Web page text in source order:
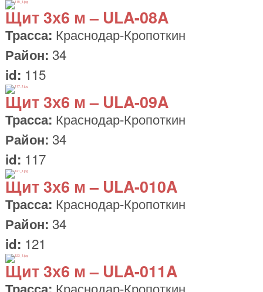
Щит 3х6 м – ULA-08A
Трасса: Краснодар-Кропоткин
Район: 34
id: 115
Щит 3х6 м – ULA-09A
Трасса: Краснодар-Кропоткин
Район: 34
id: 117
Щит 3х6 м – ULA-010A
Трасса: Краснодар-Кропоткин
Район: 34
id: 121
Щит 3х6 м – ULA-011A
Краснодар-Кропоткин